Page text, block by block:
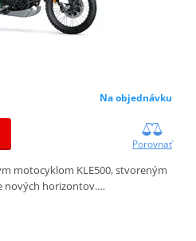
Na objednávku
Porovnať
motocyklom KLE500, stvoreným
nových horizontov.…